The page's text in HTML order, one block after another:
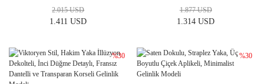
1.411 USD
2.015 USD
1.314 USD
1.877 USD
%30 %30